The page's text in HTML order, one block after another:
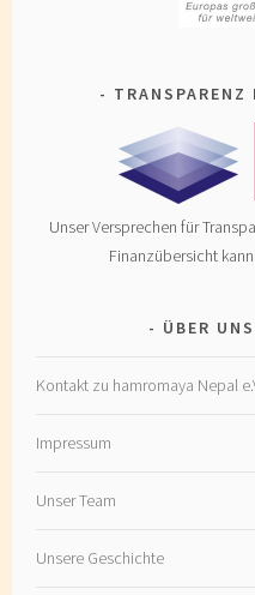
Unser Versprechen für
Finanzübersicht kann
ÜBER
Kontakt zu hamromaya Nepal
Impressum
Unser Team
Unsere Geschichte